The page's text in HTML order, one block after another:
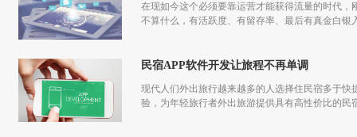
在现如今这个必须要靠运营才能获得流量的时代
不算什么，有活跃度、有留存率、最后有真金白
民宿APP软件开发让旅程不再单调
现代人们外出旅行越来越多的人选择住民宿多于快
验，为年轻旅行者外出旅游提供具有高性价比的民